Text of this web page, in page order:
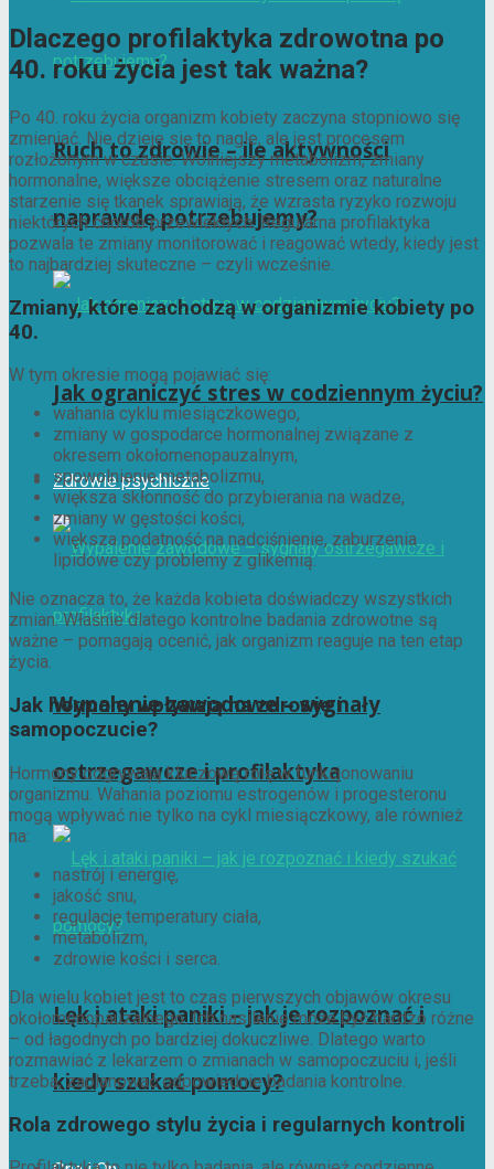
Ruch to zdrowie – ile aktywności
naprawdę potrzebujemy?
Jak ograniczyć stres w codziennym życiu?
Zdrowie psychiczne
Wypalenie zawodowe – sygnały
ostrzegawcze i profilaktyka
Lęk i ataki paniki – jak je rozpoznać i
kiedy szukać pomocy?
Dlaczego profilaktyka zdrowotna po
40. roku życia jest tak ważna?
Po 40. roku życia organizm kobiety zaczyna stopniowo się
zmieniać. Nie dzieje się to nagle, ale jest procesem
rozłożonym w czasie. Wolniejszy metabolizm, zmiany
hormonalne, większe obciążenie stresem oraz naturalne
starzenie się tkanek sprawiają, że wzrasta ryzyko rozwoju
niektórych chorób przewlekłych. Regularna profilaktyka
pozwala te zmiany monitorować i reagować wtedy, kiedy jest
to najbardziej skuteczne – czyli wcześnie.
Zmiany, które zachodzą w organizmie kobiety po
40.
W tym okresie mogą pojawiać się:
wahania cyklu miesiączkowego,
zmiany w gospodarce hormonalnej związane z
okresem okołomenopauzalnym,
spowolnienie metabolizmu,
większa skłonność do przybierania na wadze,
zmiany w gęstości kości,
większa podatność na nadciśnienie, zaburzenia
lipidowe czy problemy z glikemią.
Nie oznacza to, że każda kobieta doświadczy wszystkich
zmian. Właśnie dlatego kontrolne badania zdrowotne są
ważne – pomagają ocenić, jak organizm reaguje na ten etap
życia.
Jak hormony wpływają na zdrowie i
samopoczucie?
Hormony odgrywają kluczową rolę w funkcjonowaniu
organizmu. Wahania poziomu estrogenów i progesteronu
mogą wpływać nie tylko na cykl miesiączkowy, ale również
na:
nastrój i energię,
jakość snu,
regulację temperatury ciała,
metabolizm,
zdrowie kości i serca.
Dla wielu kobiet jest to czas pierwszych objawów okresu
okołomenopauzalnego. Ich nasilenie może być bardzo różne
– od łagodnych po bardziej dokuczliwe. Dlatego warto
rozmawiać z lekarzem o zmianach w samopoczuciu i, jeśli
trzeba, zaplanować odpowiednie badania kontrolne.
Rola zdrowego stylu życia i regularnych kontroli